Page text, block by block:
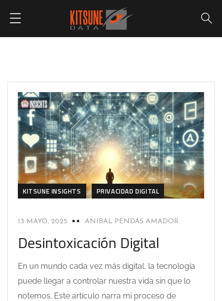
KITSUNE INSIGHTS PRIVACIDAD DIGITAL
13 MAYO, 2025 ANIBAL PENDÁS AMADOR
Desintoxicación Digital
En un mundo cada vez más digital, la tecnología
puede llegar a controlar nuestra vida sin que lo
notemos. Este artículo narra mi proceso de